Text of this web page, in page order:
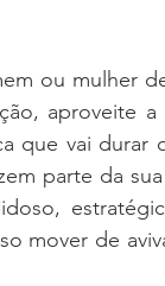
ou mulher
aproveite
que vai durar
parte da
mover de